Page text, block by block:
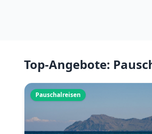
Top-Angebote:
Pauschalreisen